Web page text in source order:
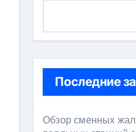
Последние
Обзор сменных